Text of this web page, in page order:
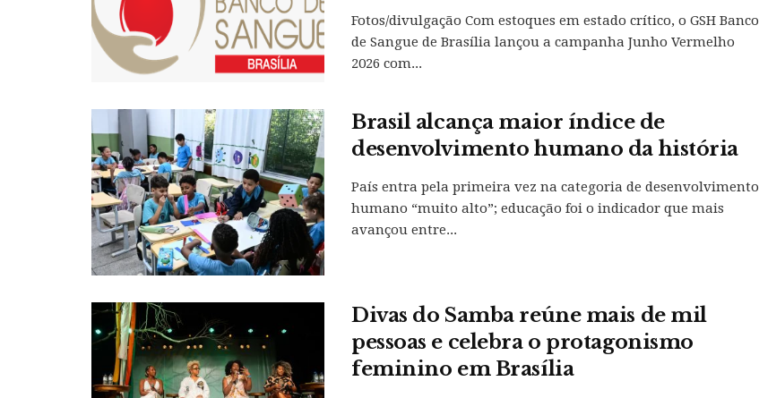
Fotos/divulgação Com estoques em estado crítico, o GSH Banco
de Sangue de Brasília lançou a campanha Junho Vermelho
2026 com...
Brasil alcança maior índice de
desenvolvimento humano da história
País entra pela primeira vez na categoria de desenvolvimento
humano “muito alto”; educação foi o indicador que mais
avançou entre...
Divas do Samba reúne mais de mil
pessoas e celebra o protagonismo
feminino em Brasília